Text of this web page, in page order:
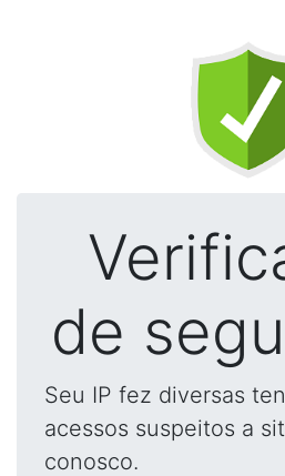
de
Seu IP fez diversas
acessos suspeitos a
conosco.